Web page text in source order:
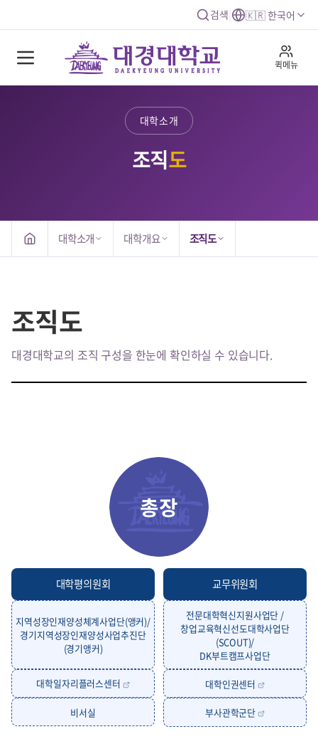
검색 🇰🇷 한국어
퀵메뉴
대학소개
조직도
대학소개 대학개요 조직도
조직도
대경대학교의 조직 구성을 한눈에 확인하실 수 있습니다.
총장
대학평의원회
지역성장인재양성체계사업단(앵커)/
경기지역성장인재양성사업추진단
(경기앵커)
대학일자리플러스센터
비서실
교무위원회
전문대학혁신지원사업단 /
창업교육혁신선도대학사업단
(SCOUT)/
DK부트캠프사업단
대학인권센터
부사관학군단